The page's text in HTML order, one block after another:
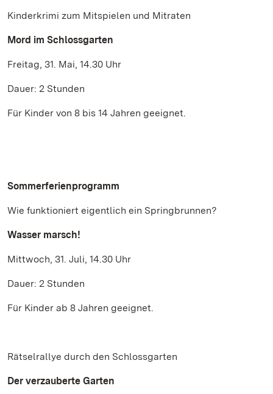
Kinderkrimi zum Mitspielen und Mitraten
Mord im Schlossgarten
Freitag, 31. Mai, 14.30 Uhr
Dauer: 2 Stunden
Für Kinder von 8 bis 14 Jahren geeignet.
Sommerferienprogramm
Wie funktioniert eigentlich ein Springbrunnen?
Wasser marsch!
Mittwoch, 31. Juli, 14.30 Uhr
Dauer: 2 Stunden
Für Kinder ab 8 Jahren geeignet.
Rätselrallye durch den Schlossgarten
Der verzauberte Garten